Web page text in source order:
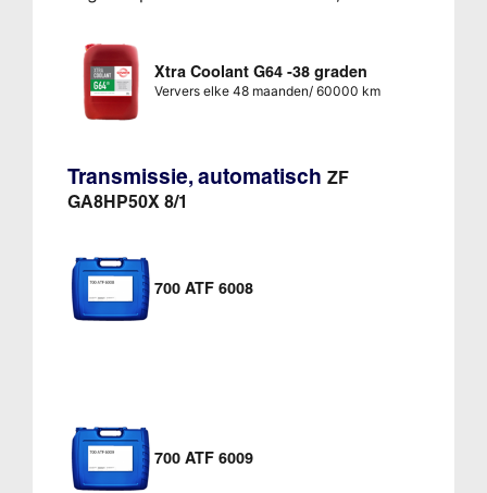
Xtra Coolant G64 -38 graden
Ververs elke 48 maanden/ 60000 km
Transmissie, automatisch ZF
GA8HP50X 8/1
700 ATF 6008
700 ATF 6009